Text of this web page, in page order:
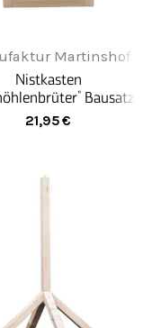
Martinshof
Nistkasten
Bausatz
21,95€